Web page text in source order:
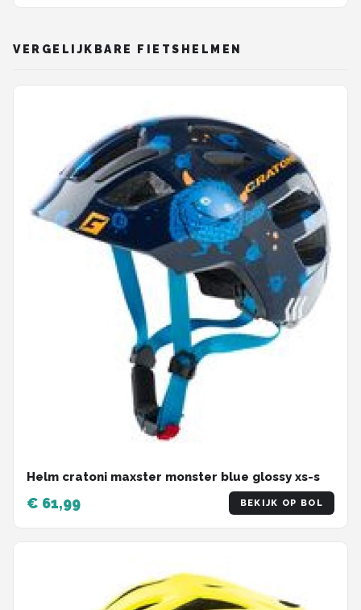
VERGELIJKBARE FIETSHELMEN
Helm cratoni maxster monster blue glossy xs-s
€ 61,99 BEKIJK OP BOL